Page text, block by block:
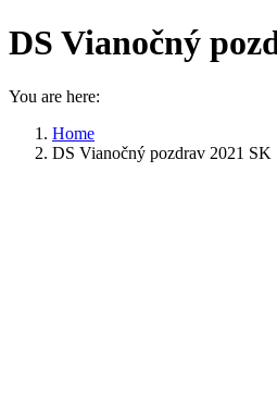
DS Vianočný
You are here:
Home
DS Vianočný pozdrav 2021 SK